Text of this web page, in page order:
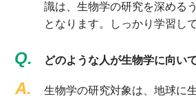
識は、生物学の研究を深める
となります。しっかり学習し
Q. どのような人が生物学に向い
A.
生物学の研究対象は、地球に